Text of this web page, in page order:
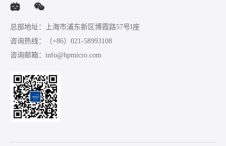
总部地址：上海市浦东新区博霞路57号I座
咨询热线：
（+86）021-58993108
咨询邮箱： info@hpmicro.com